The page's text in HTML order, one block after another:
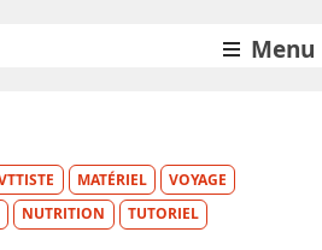
Menu
MATÉRIEL
VOYAGE
NUTRITION TUTORIEL